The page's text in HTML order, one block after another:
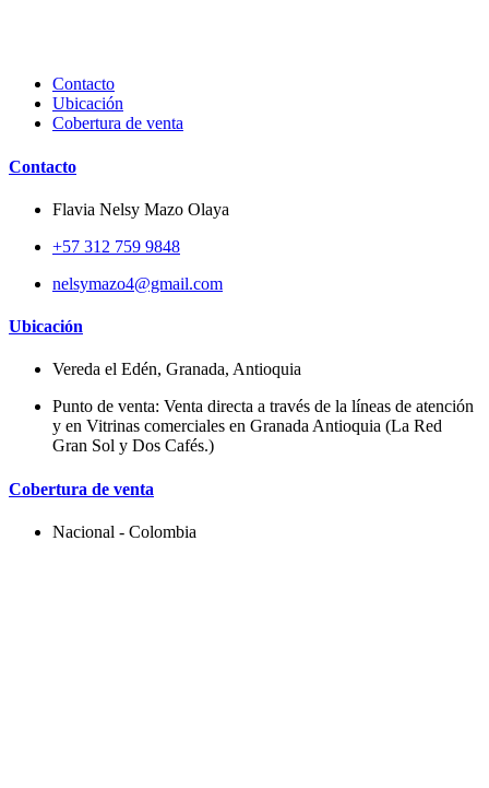
Contacto
Ubicación
Cobertura de venta
Contacto
Flavia Nelsy Mazo Olaya
+57 312 759 9848
nelsymazo4@gmail.com
Ubicación
Vereda el Edén, Granada, Antioquia
Punto de venta: Venta directa a través de la líneas de atención
y en Vitrinas comerciales en Granada Antioquia (La Red
Gran Sol y Dos Cafés.)
Cobertura de venta
Nacional - Colombia